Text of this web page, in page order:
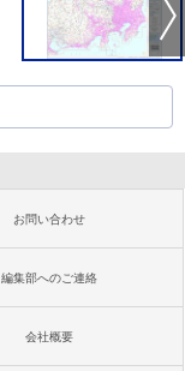
お問い合わせ
編集部へのご連絡
会社概要